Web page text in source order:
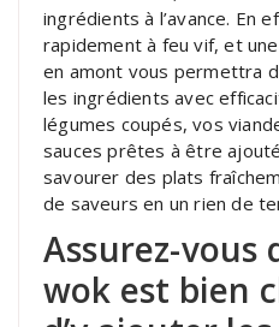
ingrédients à l’avance. En
rapidement à feu vif, et
en amont vous permettra
les ingrédients avec
légumes coupés, vos
sauces prêtes à être
savourer des plats
de saveurs en un rien de
Assurez-vous
wok est bien